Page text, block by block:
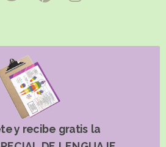
y recibe gratis la